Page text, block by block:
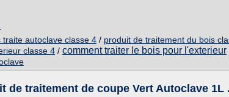
traite autoclave classe 4 / produit de traitement du bois
classe 4 / comment traiter le bois pour l'exterieur
de traitement de coupe Vert Autoclave 1L